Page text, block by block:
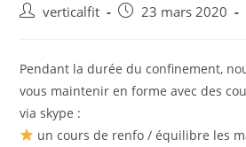
Auteur/autrice
publication :
verticalfit
Publication
23 mars 2020
Pendant la durée du confinement,
vous maintenir en forme avec des
via skype :
un cours de renfo / équilibre les